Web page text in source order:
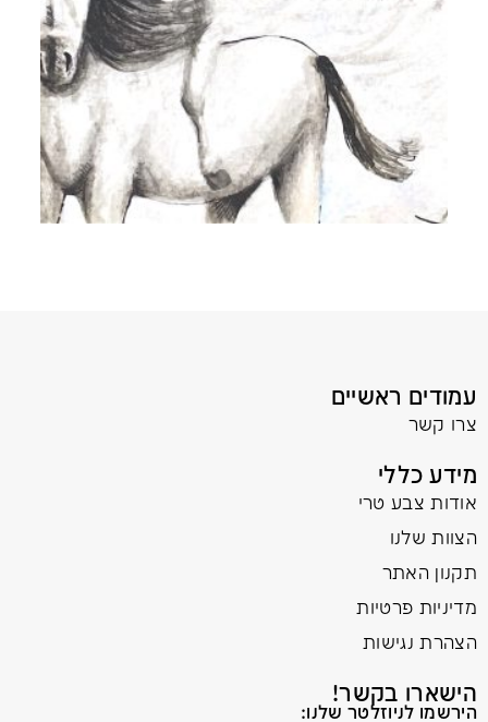
עמודים ראשיים
צרו קשר
מידע כללי
אודות צבע טרי
הצוות שלנו
תקנון האתר
מדיניות פרטיות
הצהרת נגישות
הישארו בקשר!
הירשמו לניוזלטר שלנו: